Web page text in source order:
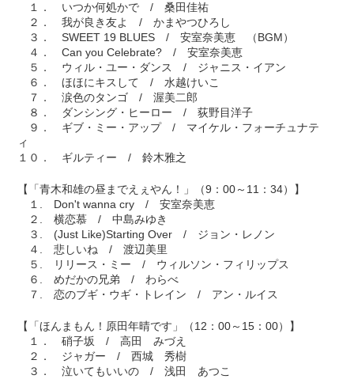
１． いつか何処かで / 桑田佳祐
２． 我が良き友よ / かまやつひろし
３． SWEET 19 BLUES / 安室奈美恵 （BGM）
４． Can you Celebrate? / 安室奈美恵
５． ウィル・ユー・ダンス / ジャニス・イアン
６． ほほにキスして / 水越けいこ
７． 涙色のタンゴ / 渥美二郎
８． ダンシング・ヒーロー / 荻野目洋子
９． ギブ・ミー・アップ / マイケル・フォーチュナテ
ィ
１０． ギルティー / 鈴木雅之
【「青木和雄の昼までえぇやん！」（9：00～11：34）】
１. Don't wanna cry / 安室奈美恵
２. 横恋慕 / 中島みゆき
３. (Just Like)Starting Over / ジョン・レノン
４. 悲しいね / 渡辺美里
５. リリース・ミー / ウィルソン・フィリップス
６. めだかの兄弟 / わらべ
７. 恋のブギ・ウギ・トレイン / アン・ルイス
【「ほんまもん！原田年晴です」（12：00～15：00）】
１． 硝子坂 / 高田 みづえ
２． ジャガー / 西城 秀樹
３． 泣いてもいいの / 浅田 あつこ